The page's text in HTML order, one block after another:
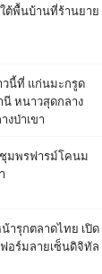
ต้พื้นบ้านที่ร้านยาย
วนี้ที่ แก่นมะกรูด
นี หนาวสุดกลาง
งป่าเขา
มพรฟารม์โคนม
น้ารุกตลาดไทย เปิด
ฟอร์มลายเซ็นดิจิทัล